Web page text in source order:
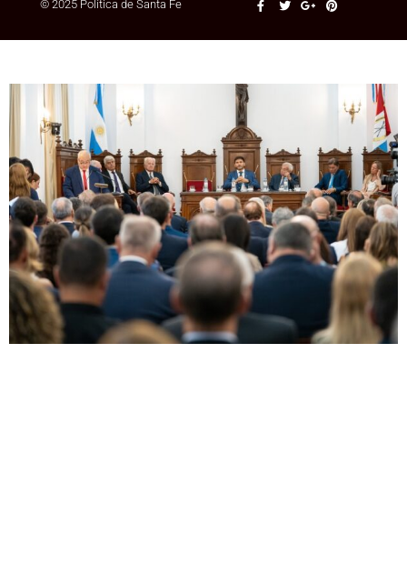
© 2025 Política de Santa Fe